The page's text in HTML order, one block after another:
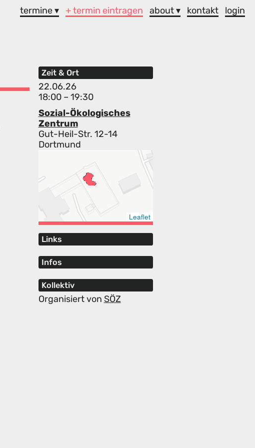
termine ▾ + termin eintragen about ▾ kontakt login
Zeit & Ort
22.06.26
18:00 – 19:30
Sozial-Ökologisches
Zentrum
Gut-Heil-Str. 12-14
Dortmund
Leaflet
Links
Infos
Kollektiv
Organisiert von SÖZ